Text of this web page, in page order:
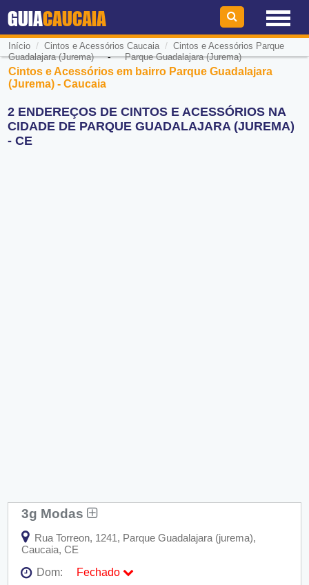
GUIACAUCAIA
Início / Cintos e Acessórios Caucaia/ Cintos e Acessórios Parque
Guadalajara (Jurema)-Parque Guadalajara (Jurema)
Cintos e Acessórios em bairro Parque Guadalajara
(Jurema) - Caucaia
2 ENDEREÇOS DE CINTOS E ACESSÓRIOS NA
CIDADE DE PARQUE GUADALAJARA (JUREMA)
- CE
3g Modas
Rua Torreon, 1241, Parque Guadalajara (jurema),
Caucaia, CE
Dom:
Fechado